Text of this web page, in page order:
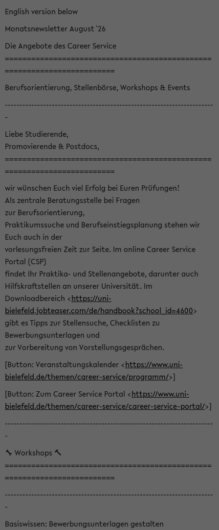
English version below
Monatsnewsletter August '26
Die Angebote des Career Service
===============================================
=========================
Berufsorientierung, Stellenbörse, Workshops & Events
-----------------------------------------------------------------------
-
Liebe Studierende,
Promovierende & Postdocs,
===============================================
=========================
wir wünschen Euch viel Erfolg bei Euren Prüfungen!
Als zentrale Beratungsstelle bei Fragen
zur Berufsorientierung,
Praktikumssuche und Berufseinstiegsplanung stehen wir
Euch auch in der
vorlesungsfreien Zeit zur Seite. Im online Career Service
Portal (CSP)
findet Ihr Praktika- und Stellenangebote, darunter auch
Hilfskraftstellen an unserer Universität. Im
Downloadbereich <https://uni-
bielefeld.jobteaser.com/de/handbook?school_id=4600>
gibt es Tipps zur Stellensuche, Checklisten zu
Bewerbungsunterlagen und
zur Vorbereitung von Vorstellungsgesprächen.
[Button: Veranstaltungskalender <https://www.uni-
bielefeld.de/themen/career-service/programm/>]
[Button: Zum Career Service Portal <https://www.uni-
bielefeld.de/themen/career-service/career-service-portal/>]
-----------------------------------------------------------------------
-
🔧 Workshops 🔨
===============================================
=========================
-----------------------------------------------------------------------
-
Basiswissen: Bewerbungsunterlagen gestalten